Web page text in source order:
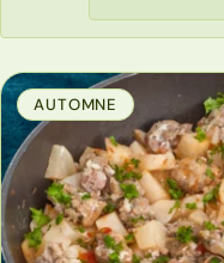
AUTOMNE